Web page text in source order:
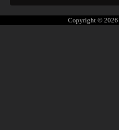
Copyright © 2026